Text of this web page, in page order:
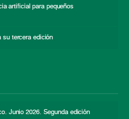
artificial para pequeños
su tercera edición
Junio 2026. Segunda edición